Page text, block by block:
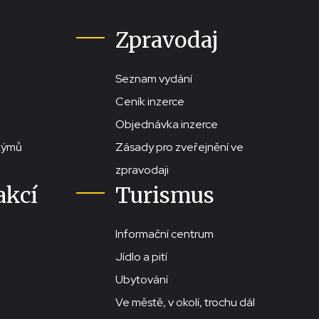
Zpravodaj
Seznam vydání
Ceník inzerce
Objednávka inzerce
Zásady pro zveřejnění ve
zpravodaji
Turismus
Informační centrum
Jídlo a pití
Ubytování
Ve městě, v okolí, trochu dál